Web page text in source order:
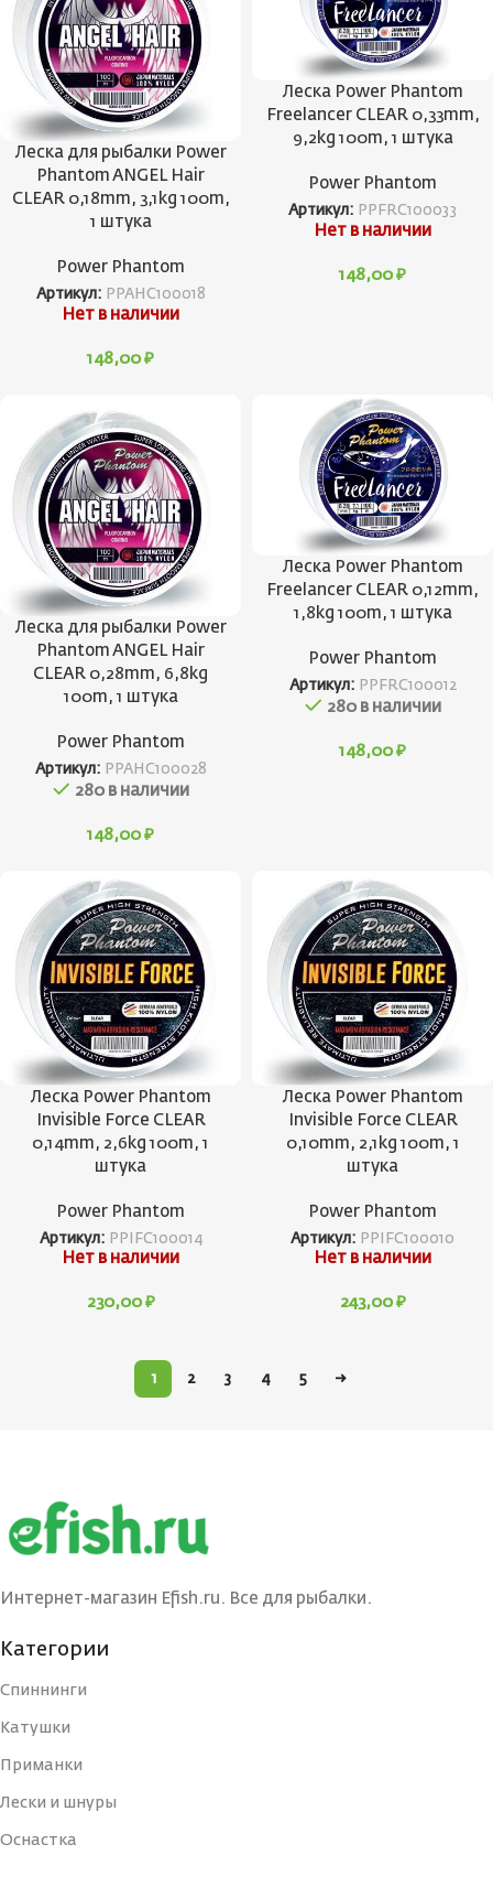
Леска для рыбалки Power
Phantom ANGEL Hair
CLEAR 0,18mm, 3,1kg 100m,
1 штука
Power Phantom
Артикул: PPAHC100018
Нет в наличии
148,00 ₽
Леска Power Phantom
Freelancer CLEAR 0,33mm,
9,2kg 100m, 1 штука
Power Phantom
Артикул: PPFRC100033
Нет в наличии
148,00 ₽
Леска для рыбалки Power
Phantom ANGEL Hair
CLEAR 0,28mm, 6,8kg
100m, 1 штука
Power Phantom
Артикул: PPAHC100028
280 в наличии
148,00 ₽
Леска Power Phantom
Freelancer CLEAR 0,12mm,
1,8kg 100m, 1 штука
Power Phantom
Артикул: PPFRC100012
280 в наличии
148,00 ₽
Леска Power Phantom
Invisible Force CLEAR
0,14mm, 2,6kg 100m, 1
штука
Power Phantom
Артикул: PPIFC100014
Нет в наличии
230,00 ₽
Леска Power Phantom
Invisible Force CLEAR
0,10mm, 2,1kg 100m, 1
штука
Power Phantom
Артикул: PPIFC100010
Нет в наличии
243,00 ₽
1 2 3 4 5 →
Интернет-магазин Efish.ru. Все для рыбалки.
Категории
Спиннинги
Катушки
Приманки
Лески и шнуры
Оснастка